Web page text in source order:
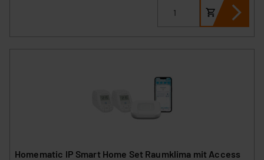
Homematic IP Smart Home Set Raumklima mit Access